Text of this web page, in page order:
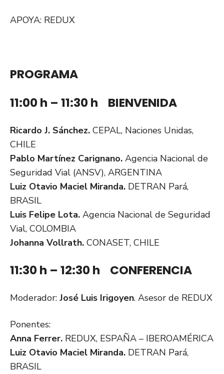
APOYA: REDUX
PROGRAMA
11:00 h – 11:30 h BIENVENIDA
Ricardo J. Sánchez. CEPAL, Naciones Unidas,
CHILE
Pablo Martínez Carignano. Agencia Nacional de
Seguridad Vial (ANSV), ARGENTINA
Luiz Otavio Maciel Miranda. DETRAN Pará,
BRASIL
Luis Felipe Lota. Agencia Nacional de Seguridad
Vial, COLOMBIA
Johanna Vollrath. CONASET, CHILE
11:30 h – 12:30 h CONFERENCIA
Moderador: José Luis Irigoyen. Asesor de REDUX
Ponentes:
Anna Ferrer. REDUX, ESPAÑA – IBEROAMÉRICA
Luiz Otavio Maciel Miranda. DETRAN Pará,
BRASIL